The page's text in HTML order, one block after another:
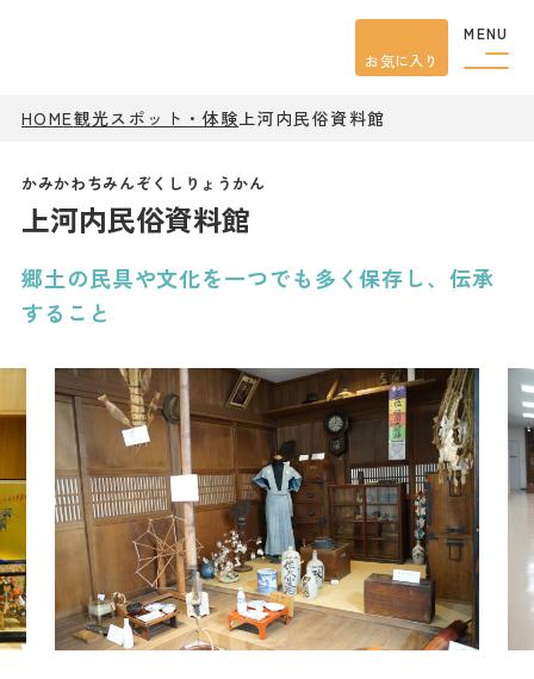
MENU
お気に入り
HOME観光スポット・体験上河内民俗資料館
上河内民俗資料館
郷土の民具や文化を一つでも多く保存し、伝承
すること
観光案内
イベント
アクセス
ピックアップ
はじめての宇都宮
宇都宮市民ライター
記事
市民がおすすめ！餃
子店
お得なチケット